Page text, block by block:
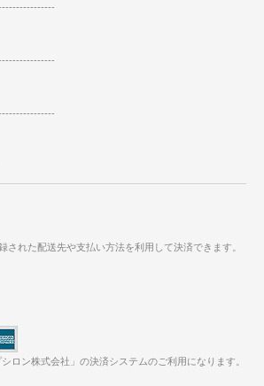
された配送先や支払い方法を利用して決済できます。
ロン株式会社」の決済システムのご利用になります。